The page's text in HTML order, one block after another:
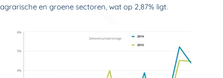
agrarische en groene sectoren, wat op 2,87% ligt.